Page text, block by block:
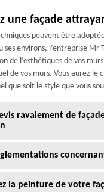
une façade
peuvent être
ses environs, l’entreprise
de l’esthétiques de vos
de vos murs. Vous aurez
que soit le style que vous
ravalement de
la peinture de votre